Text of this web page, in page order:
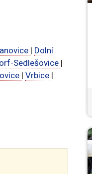
| Dolní
Sedlešovice |
| Vrbice |